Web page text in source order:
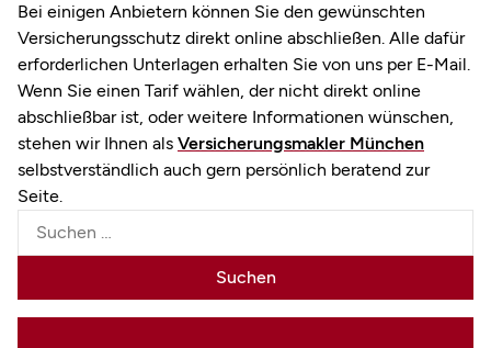
Bei einigen Anbietern können Sie den gewünschten
Versicherungsschutz direkt online abschließen. Alle dafür
erforderlichen Unterlagen erhalten Sie von uns per E-Mail.
Wenn Sie einen Tarif wählen, der nicht direkt online
abschließbar ist, oder weitere Informationen wünschen,
stehen wir Ihnen als Versicherungsmakler München
selbstverständlich auch gern persönlich beratend zur
Seite.